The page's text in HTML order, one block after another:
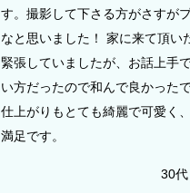
す。撮影して下さる方がさすが
なと思いました！ 家に来て頂い
緊張していましたが、お話上手
い方だったので和んで良かったで
仕上がりもとても綺麗で可愛く
満足です。
30